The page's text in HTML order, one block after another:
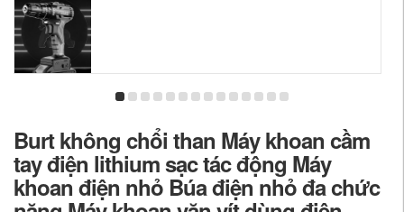
Burt không chổi than Máy khoan cầm
tay điện lithium sạc tác động Máy
khoan điện nhỏ Búa điện nhỏ đa chức